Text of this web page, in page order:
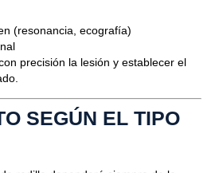
(resonancia, ecografía)
precisión la lesión y establecer el
SEGÚN EL TIPO